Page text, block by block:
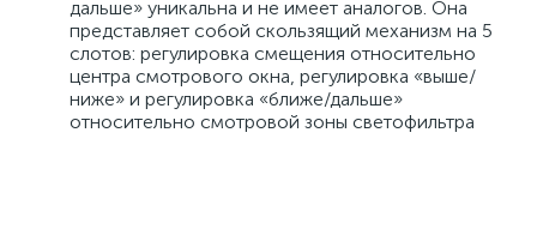
дальше» уникальна и не имеет аналогов. Она
представляет собой скользящий механизм на 5
слотов: регулировка смещения относительно
центра смотрового окна, регулировка «выше/
ниже» и регулировка «ближе/дальше»
относительно смотровой зоны светофильтра